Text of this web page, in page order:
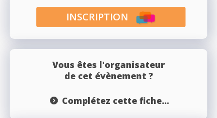
INSCRIPTION
Vous êtes l'organisateur
de cet évènement ?
Complétez cette fiche...